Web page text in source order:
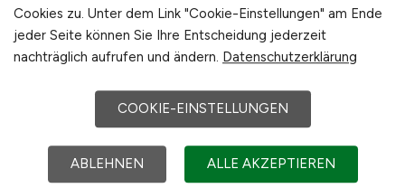
1 2 3 vor
Cookies zu. Unter dem Link "Cookie-Einstellungen" am Ende
jeder Seite können Sie Ihre Entscheidung jederzeit
nachträglich aufrufen und ändern. Datenschutzerklärung
COOKIE-EINSTELLUNGEN
ABLEHNEN ALLE AKZEPTIEREN